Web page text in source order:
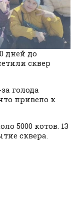
дней до
сквер
голода
привело к
5000 котов. 13
сквера.